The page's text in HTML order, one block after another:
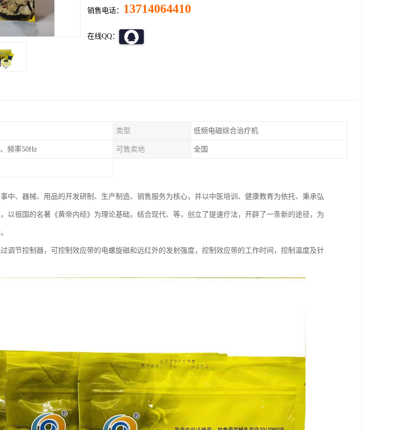
销售电话： 13714064410
在线QQ：
类型 低频电磁综合治疗机
频率50Hz 可售卖地 全国
中、器械、用品的开发研制、生产制造、销售服务为核心，并以中医培训、健康教育为依托、秉承弘
以祖国的名著《黄帝内经》为理论基础，结合现代、等，创立了提速疗法，开辟了一条新的途径，为
调节控制器，可控制效应带的电螺旋磁和远红外的发射强度，控制效应带的工作时间，控制温度及针